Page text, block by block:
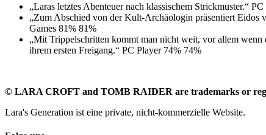
„Laras letztes Abenteuer nach klassischem Strickmuster.“ PC
„Zum Abschied von der Kult-Archäologin präsentiert Eidos
Games 81% 81%
„Mit Trippelschritten kommt man nicht weit, vor allem
ihrem ersten Freigang.“ PC Player 74% 74%
© LARA CROFT and TOMB RAIDER are trademarks or
Lara's Generation ist eine private, nicht-kommerzielle Website.